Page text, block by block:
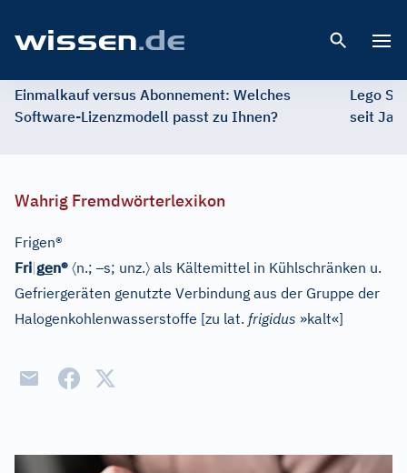
Einmalkauf versus Abonnement: Welches
Software-Lizenzmodell passt zu Ihnen?
Lego
seit
Wahrig Fremdwörterlexikon
Frigen®
Fri|gen® 〈n.;–s; unz.〉 als Kältemittel in Kühlschränken u.
Gefriergeräten genutzte Verbindung aus der Gruppe der
Halogenkohlenwasserstoffe [zu lat. frigidus »kalt«]